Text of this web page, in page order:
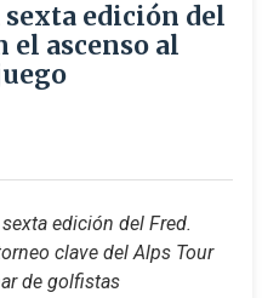
sexta edición del
el ascenso al
edición del Fred.
clave del Alps Tour
de golfistas